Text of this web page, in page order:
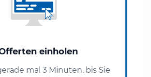
einholen
mal 3 Minuten, bis Sie